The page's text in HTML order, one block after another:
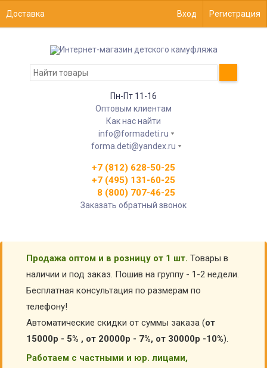
Доставка Вход Регистрация
Пн-Пт 11-16
Оптовым клиентам
Как нас найти
info@formadeti.ru
forma.deti@yandex.ru
+7 (812) 628-50-25
+7 (495) 131-60-25
8 (800) 707-46-25
Заказать обратный звонок
Продажа оптом и в розницу от 1 шт. Товары в
наличии и под заказ. Пошив на группу - 1-2 недели.
Бесплатная консультация по размерам по
телефону!
Автоматические скидки от суммы заказа (от
15000р - 5% , от 20000р - 7%, от 30000р -10%).
Работаем с частными и юр. лицами,